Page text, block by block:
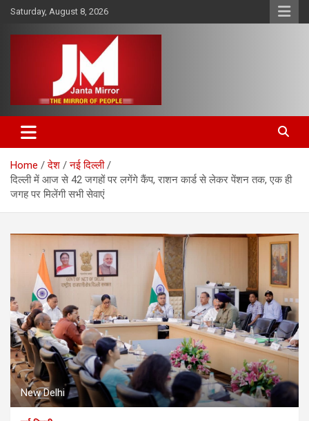
Skip
content
Saturday, August 8, 2026
Janta Mirror
Home देश
नई दिल्ली
दिल्ली में आज से 42 जगहों पर लगेंगे कैंप, राशन कार्ड से लेकर पेंशन तक, एक ही
जगह पर मिलेंगी सभी सेवाएं
New Delhi